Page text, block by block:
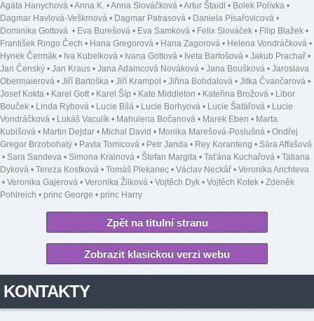
Agáta Hanychová •Anna K. •Anna Slováčková •Artur Štaidl • Bolek Polívka •
Dagmar Havlová-Veškrnová • Dagmar Patrasová • Daniela Písařovicová •
Dominika Gottová • Eva Burešová • Eva Samková • Felix Slováček • Filip Blažek •
František Ringo Čech • Hana Gregorová • Hana Zagorová • Helena Vondráčková •
Hynek Čermák • Iva Kubelková • Ivana Gottová • Iveta Bartošová • Jakub Prachař •
Jan Čenský • Jan Kraus • Jana Adamcová Nováková • Jana Boušková • Jaroslava
Obermaierová • Jiří Bartoška • Jiří Krampol • Jiřina Bohdalová • Jitka Čvančarová •
Josef Kokta • Karel Gott• Karel Šíp • Kate Middleton • Kateřina Brožová • Libor
Bouček • Linda Rybová • Lucie Bílá • Lucie Borhyová • Lucie Šafářová • Lucie
Vondráčková • Lukáš Vaculík • Mahulena Bočanová • Marek Eben • Marta
Kubišová • Martin Dejdar • Michal David • Monika Marešová-Poslušná • Ondřej
Gregor Brzobohatý • Pavla Tomicová • Petr Janda • Rey Koranteng • Sára Affašová
• Sara Sandeva • Simona Krainová • Štefan Margita • Taťána Kuchařová • Tatiana
Dyková • Tereza Kostková • Tomáš Plekanec • Václav Neckář • Veronika Arichteva
• Veronika Gajerová • Veronika Žilková • Vojtěch Dyk • Vojtěch Kotek • Zdeněk
Pohlreich • princ George • princ Harry
Zpět na titulní stranu
Zobrazit klasickou verzi webu
KONTAKTY